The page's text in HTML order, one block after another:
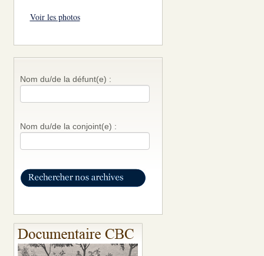
Voir les photos
Nom du/de la défunt(e) :
Nom du/de la conjoint(e) :